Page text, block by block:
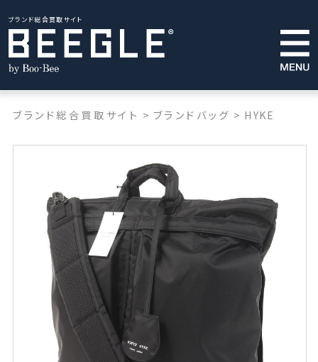
ブランド総合買取サイト
ブランド総合買取サイト > ブランドバッグ > HYKE